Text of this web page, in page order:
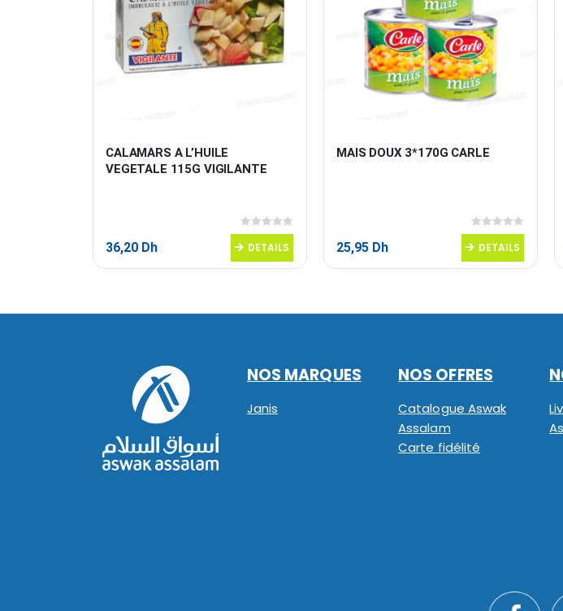
CALAMARS A L’HUILE
VEGETALE 115G VIGILANTE
0sur 5
36,20 Dh DETAILS
MAIS DOUX 3*170G CARLE
0sur 5
25,95 Dh DETAILS
NOS MARQUES
Janis
NOS OFFRES
Catalogue Aswak
Assalam
Carte fidélité